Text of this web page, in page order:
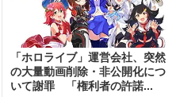
「ホロライブ」運営会社、突然
の大量動画削除・非公開化につ
いて謝罪 「権利者の許諾...